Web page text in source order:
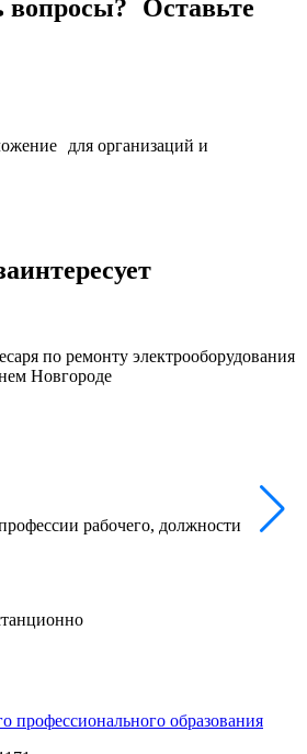
вопросы? Оставьте
для организаций и
по ремонту электрооборудования
Новгороде
рабочего, должности
профессионального образования